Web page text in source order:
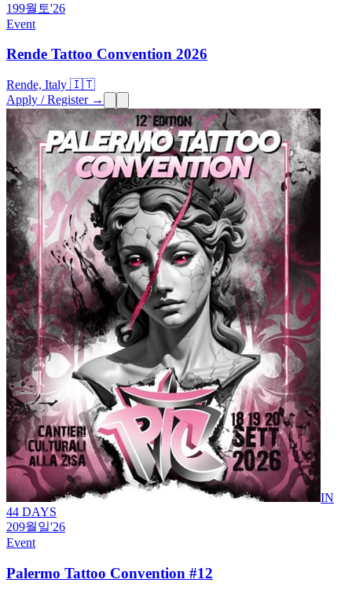
199월 토'26
Event
Rende Tattoo Convention 2026
Rende, Italy 🇮🇹
Apply / Register →
IN
44 DAYS
209월일'26
Event
Palermo Tattoo Convention #12